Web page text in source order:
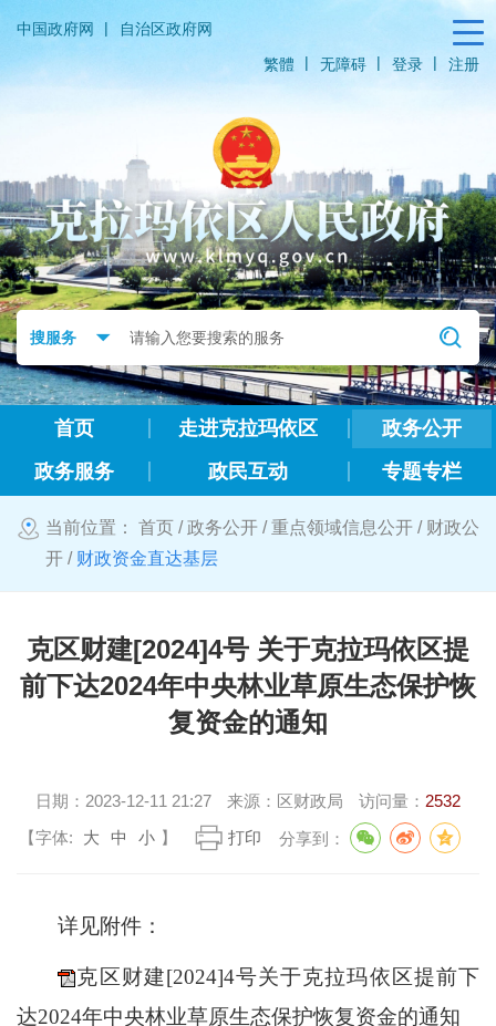
中国政府网 |
自治区政府网
繁體
| 无障碍 | 登录 | 注册
首页 走进克拉玛依区
政务公开
政务服务
政民互动 专题专栏
当前位置： 首页 /政务公开 /重点领域信息公开 / 财政公
开 / 财政资金直达基层
克区财建[2024]4号 关于克拉玛依区提
前下达2024年中央林业草原生态保护恢
复资金的通知
日期： 2023-12-11 21:27 来源： 区财政局 访问量： 2532
【字体:
大 中 小 】 打印 分享到：
详见附件：
克区财建[2024]4号关于克拉玛依区提前下
达2024年中央林业草原生态保护恢复资金的通知